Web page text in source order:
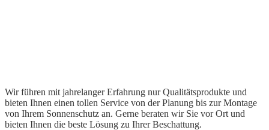
Wir führen mit jahrelanger Erfahrung nur Qualitätsprodukte und
bieten Ihnen einen tollen Service von der Planung bis zur Montage
von Ihrem Sonnenschutz an. Gerne beraten wir Sie vor Ort und
bieten Ihnen die beste Lösung zu Ihrer Beschattung.